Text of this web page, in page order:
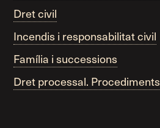
Dret civil
Incendis i responsabilitat civil
Família i successions
Dret processal.